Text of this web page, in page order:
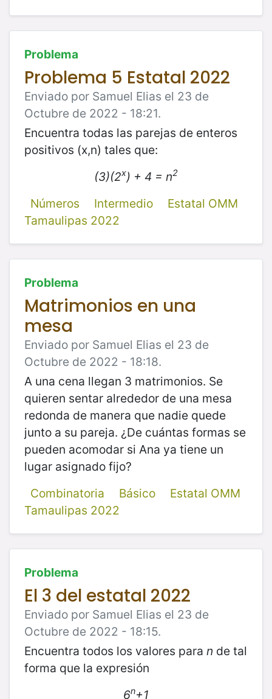
Problema
Problema 5 Estatal 2022
Enviado por Samuel Elias el 23 de
Octubre de 2022 - 18:21.
Encuentra todas las parejas de enteros
positivos (x,n) tales que:
(3)(2x) + 4 = n2
Números Intermedio
Estatal OMM
Tamaulipas 2022
Problema
Matrimonios en una
mesa
Enviado por Samuel Elias el 23 de
Octubre de 2022 - 18:18.
A una cena llegan 3 matrimonios. Se
quieren sentar alrededor de una mesa
redonda de manera que nadie quede
junto a su pareja. ¿De cuántas formas se
pueden acomodar si Ana ya tiene un
lugar asignado fijo?
Combinatoria
Básico
Estatal OMM
Tamaulipas 2022
Problema
El 3 del estatal 2022
Enviado por Samuel Elias el 23 de
Octubre de 2022 - 18:15.
Encuentra todos los valores para n de tal
forma que la expresión
6n+1